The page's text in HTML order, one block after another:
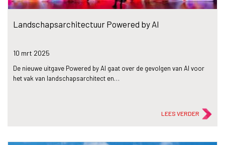
Landschapsarchitectuur Powered by AI
10 mrt 2025
De nieuwe uitgave Powered by AI gaat over de gevolgen van AI voor
het vak van landschapsarchitect en…
LEES VERDER